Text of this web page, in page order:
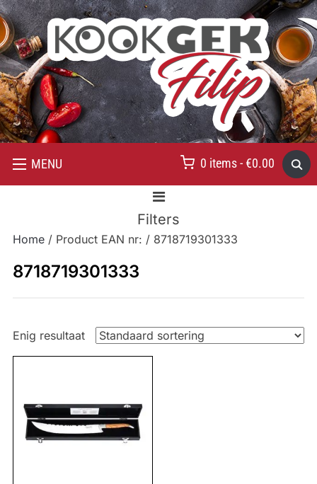
MENU 0 items - €0.00
Filters
Home/ Product EAN nr: / 8718719301333
8718719301333
Enig resultaat